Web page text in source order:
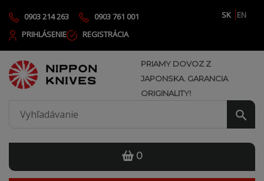
0903 214 263 0903 761 001 SK
EN
PRIHLÁSENIE
REGISTRÁCIA
PRIAMY DOVOZ Z
JAPONSKA. GARANCIA
ORIGINALITY!
0